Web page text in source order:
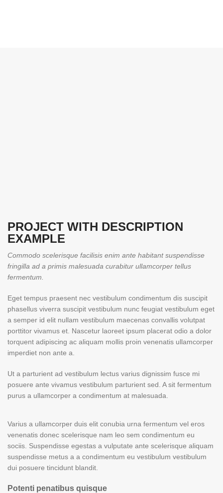
PROJECT WITH DESCRIPTION
EXAMPLE
Commodo scelerisque facilisis enim ante habitant suspendisse
fringilla ad a primis malesuada curabitur ullamcorper tellus
fermentum.
Eget tempus praesent nec vestibulum condimentum dis suscipit
phasellus viverra suscipit vestibulum nunc feugiat vestibulum eget
a semper id elit nullam vestibulum maecenas convallis volutpat
porttitor vivamus et. Nascetur laoreet ipsum placerat odio a dolor
torquent adipiscing ac aliquam mollis proin venenatis ullamcorper
imperdiet non ante a.
Ut a parturient ad vestibulum lectus varius dignissim fusce mi
posuere ante vivamus vestibulum parturient sed. A sit fermentum
purus a ullamcorper a condimentum at malesuada.
Varius a ullamcorper duis elit conubia urna fermentum vel eros
venenatis donec scelerisque nam leo sem condimentum eu
sociis. Suspendisse egestas a vulputate ante scelerisque aliquam
suspendisse metus a a condimentum eu vestibulum vestibulum
dui posuere tincidunt blandit.
Potenti penatibus quisque